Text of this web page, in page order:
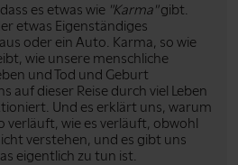
es etwas wie "Karma"gibt.
etwas Eigenständiges
oder ein Auto. Karma, so wie
wie unsere menschliche
und Tod und Geburt
auf dieser Reise durch viel Leben
Und es erklärt uns, warum
verläuft, wie es verläuft, obwohl
verstehen, und es gibt uns
eigentlich zu tun ist.